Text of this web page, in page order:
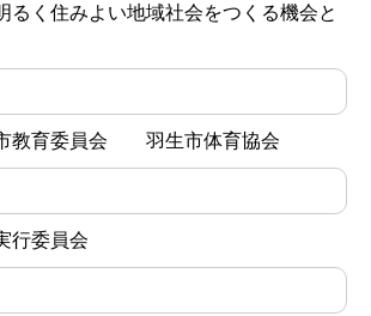
るく住みよい地域社会をつくる機会と
育委員会 羽生市体育協会
行委員会